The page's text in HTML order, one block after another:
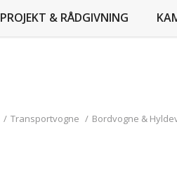
PROJEKT & RÅDGIVNING
/ Transportvogne / Bordvogne &